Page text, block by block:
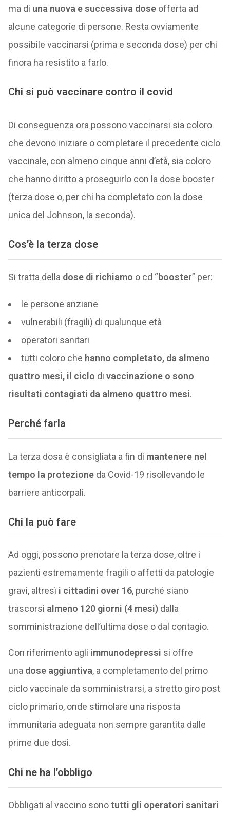
ma di una nuova e successiva doseofferta ad
alcune categorie di persone. Resta ovviamente
possibile vaccinarsi (prima e seconda dose) per chi
finora ha resistito a farlo.
Chi si può vaccinare contro il covid
Di conseguenza ora possono vaccinarsi sia coloro
che devono iniziare o completare il precedente ciclo
vaccinale, con almeno cinque anni d’età, sia coloro
che hanno diritto a proseguirlo con la dose booster
(terza dose o, per chi ha completato con la dose
unica del Johnson, la seconda).
Cos’è la terza dose
Si tratta della dose di richiamo o cd “booster” per:
le persone anziane
vulnerabili (fragili) di qualunque età
operatori sanitari
tutti coloro che hanno completato, da almeno
quattro mesi, il ciclo di vaccinazione o sono
risultati contagiati da almeno quattro mesi.
Perché farla
La terza dosa è consigliata a fin di mantenere nel
tempo la protezioneda Covid-19 risollevando le
barriere anticorpali.
Chi la può fare
Ad oggi, possono prenotare la terza dose, oltre i
pazienti estremamente fragili o affetti da patologie
gravi, altresì i cittadini over 16, purché siano
trascorsi almeno 120 giorni (4 mesi)dalla
somministrazione dell’ultima dose o dal contagio.
Con riferimento agli immunodepressi si offre
una dose aggiuntiva, a completamento del primo
ciclo vaccinale da somministrarsi, a stretto giro post
ciclo primario, onde stimolare una risposta
immunitaria adeguata non sempre garantita dalle
prime due dosi.
Chi ne ha l’obbligo
Obbligati al vaccino sonotutti gli operatori sanitari